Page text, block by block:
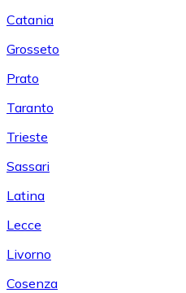
Catania
Grosseto
Prato
Taranto
Trieste
Sassari
Latina
Lecce
Livorno
Cosenza